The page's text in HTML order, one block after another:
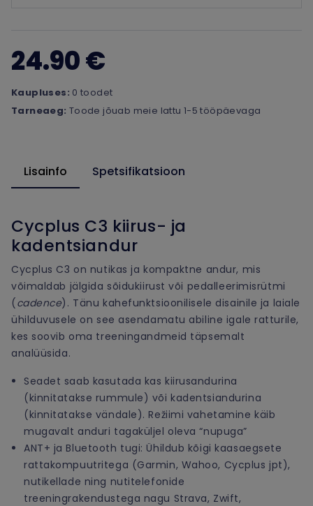
24.90 €
Kaupluses: 0 toodet
Tarneaeg: Toode jõuab meie lattu 1-5 tööpäevaga
Lisainfo Spetsifikatsioon
Cycplus C3 kiirus- ja
kadentsiandur
Cycplus C3 on nutikas ja kompaktne andur, mis
võimaldab jälgida sõidukiirust või pedalleerimisrütmi
( cadence). Tänu kahefunktsioonilisele disainile ja laiale
ühilduvusele on see asendamatu abiline igale ratturile,
kes soovib oma treeningandmeid täpsemalt
analüüsida.
Seadet saab kasutada kas kiirusandurina
(kinnitatakse rummule) või kadentsiandurina
(kinnitatakse vändale). Režiimi vahetamine käib
mugavalt anduri tagaküljel oleva “nupuga”
ANT+ ja Bluetooth tugi: Ühildub kõigi kaasaegsete
rattakompuutritega (Garmin, Wahoo, Cycplus jpt),
nutikellade ning nutitelefonide
treeningrakendustega nagu Strava, Zwift,